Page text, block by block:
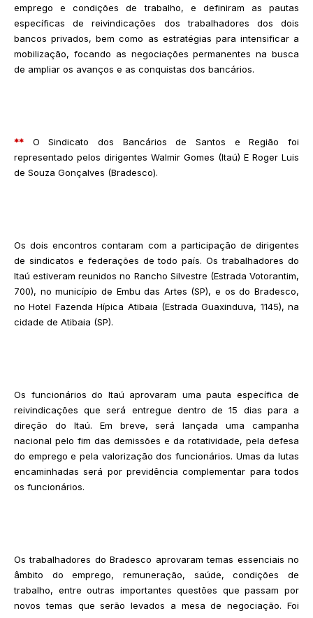
emprego e condições de trabalho, e definiram as pautas
específicas de reivindicações dos trabalhadores dos dois
bancos privados, bem como as estratégias para intensificar a
mobilização, focando as negociações permanentes na busca
de ampliar os avanços e as conquistas dos bancários.
** O Sindicato dos Bancários de Santos e Região foi
representado pelos dirigentes Walmir Gomes (Itaú) E Roger Luis
de Souza Gonçalves (Bradesco).
Os dois encontros contaram com a participação de dirigentes
de sindicatos e federações de todo país. Os trabalhadores do
Itaú estiveram reunidos no Rancho Silvestre (Estrada Votorantim,
700), no município de Embu das Artes (SP), e os do Bradesco,
no Hotel Fazenda Hípica Atibaia (Estrada Guaxinduva, 1145), na
cidade de Atibaia (SP).
Os funcionários do Itaú aprovaram uma pauta específica de
reivindicações que será entregue dentro de 15 dias para a
direção do Itaú. Em breve, será lançada uma campanha
nacional pelo fim das demissões e da rotatividade, pela defesa
do emprego e pela valorização dos funcionários. Umas da lutas
encaminhadas será por previdência complementar para todos
os funcionários.
Os trabalhadores do Bradesco aprovaram temas essenciais no
âmbito do emprego, remuneração, saúde, condições de
trabalho, entre outras importantes questões que passam por
novos temas que serão levados a mesa de negociação. Foi